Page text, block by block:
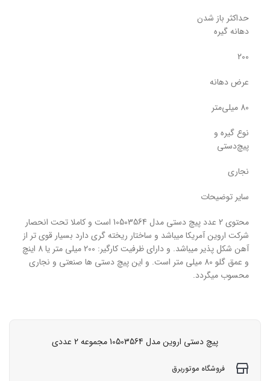
حداکثر باز شدن
دهانه گیره
200
عرض دهانه
80 میلی‌متر
نوع گیره و
پیچ‌دستی
نجاری
سایر توضیحات
محتوی 2 عدد پیچ دستی مدل 10503564 است و کاملا تحت انحصار
شرکت اروین آمریکا میباشد و ساختار ریخته گری دارد بسیار قوی تر از
آهن شکل پذیر میباشد. و دارای ظرفیت کارگیر: 200 میلی متر یا 8 اینچ
و عمق گلو 80 میلی متر است. و این پیچ دستی ها صنعتی و نجاری
محسوب میگردد.
پیچ دستی اروین مدل 10503564 مجموعه 2 عددی
فروشگاه موتوربرق